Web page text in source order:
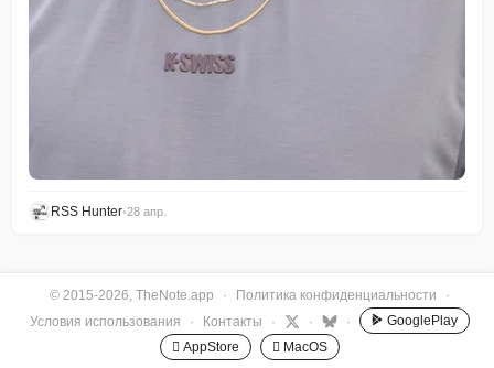
RSS Hunter•28 апр.
© 2015-2026, TheNote.app · Политика конфиденциальности
·
Условия использования
· Контакты · · ·
GooglePlay
 AppStore
 MacOS